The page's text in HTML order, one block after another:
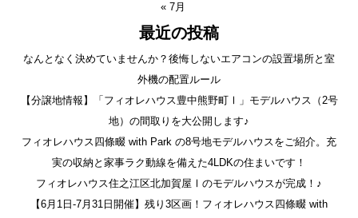
« 7月
最近の投稿
なんとなく決めていませんか？後悔しないエアコンの設置場所と室
外機の配置ルール
【分譲地情報】「フィオレハウス豊中熊野町Ⅰ」モデルハウス（2号
地）の間取りを大公開します♪
フィオレハウス四條畷 with Park の8号地モデルハウスをご紹介。充
実の収納と家事ラク動線を備えた4LDKの住まいです！
フィオレハウス住之江区北加賀屋Ⅰのモデルハウスが完成！♪
【6月1日-7月31日開催】残り3区画！フィオレハウス四條畷 with